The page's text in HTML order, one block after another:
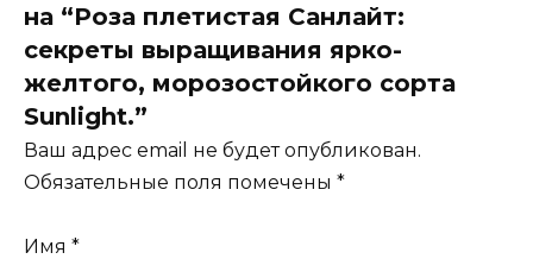
на “Роза плетистая Санлайт:
секреты выращивания ярко-
желтого, морозостойкого сорта
Sunlight.”
Ваш адрес email не будет опубликован.
Обязательные поля помечены *
Имя *